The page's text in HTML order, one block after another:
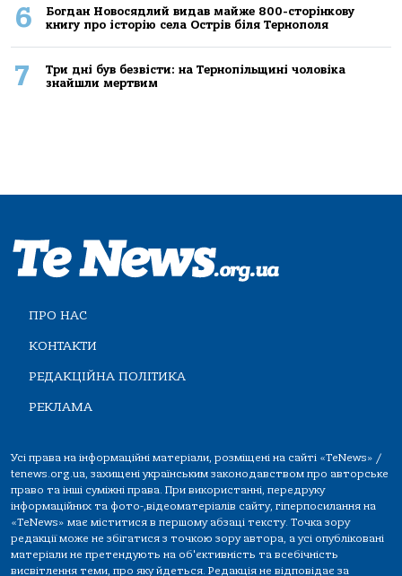
6
Богдан Новосядлий видав майже 800-сторінкову
книгу про історію села Острів біля Тернополя
7
Три дні був безвісти: на Тернопільщині чоловіка
знайшли мертвим
ПРО НАС
КОНТАКТИ
РЕДАКЦІЙНА ПОЛІТИКА
РЕКЛАМА
Усі права на інформаційні матеріали, розміщені на сайті «TeNews» /
tenews.org.ua, захищені українським законодавством про авторське
право та інші суміжні права. При використанні, передруку
інформаційних та фото-,відеоматеріалів сайту, гіперпосилання на
«TeNews» має міститися в першому абзаці тексту. Точка зору
редакції може не збігатися з точкою зору автора, а усі опубліковані
матеріали не претендують на об'єктивність та всебічність
висвітлення теми, про яку йдеться. Редакція не відповідає за